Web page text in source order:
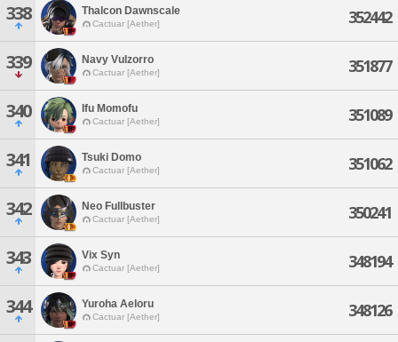
338 Thalcon Dawnscale
Cactuar [Aether] 352442
339 Navy Vulzorro
Cactuar [Aether] 351877
340 Ifu Momofu
Cactuar [Aether] 351089
341 Tsuki Domo
Cactuar [Aether] 351062
342 Neo Fullbuster
Cactuar [Aether] 350241
343 Vix Syn
Cactuar [Aether] 348194
344 Yuroha Aeloru
Cactuar [Aether] 348126